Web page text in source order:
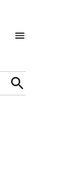
Open
Search